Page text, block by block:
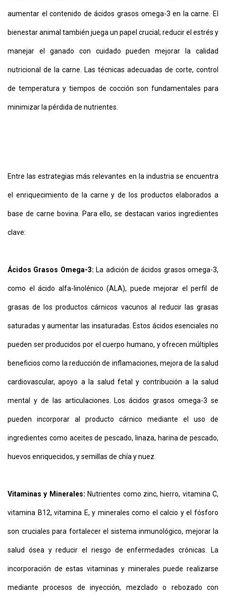
aumentar el contenido de ácidos grasos omega-3 en la carne. El
bienestar animal también juega un papel crucial; reducir el estrés y
manejar el ganado con cuidado pueden mejorar la calidad
nutricional de la carne. Las técnicas adecuadas de corte, control
de temperatura y tiempos de cocción son fundamentales para
minimizar la pérdida de nutrientes.
Entre las estrategias más relevantes en la industria se encuentra
el enriquecimiento de la carne y de los productos elaborados a
base de carne bovina. Para ello, se destacan varios ingredientes
clave:
Ácidos Grasos Omega-3: La adición de ácidos grasos omega-3,
como el ácido alfa-linolénico (ALA), puede mejorar el perfil de
grasas de los productos cárnicos vacunos al reducir las grasas
saturadas y aumentar las insaturadas. Estos ácidos esenciales no
pueden ser producidos por el cuerpo humano, y ofrecen múltiples
beneficios como la reducción de inflamaciones, mejora de la salud
cardiovascular, apoyo a la salud fetal y contribución a la salud
mental y de las articulaciones. Los ácidos grasos omega-3 se
pueden incorporar al producto cárnico mediante el uso de
ingredientes como aceites de pescado, linaza, harina de pescado,
huevos enriquecidos, y semillas de chía y nuez.
Vitaminas y Minerales: Nutrientes como zinc, hierro, vitamina C,
vitamina B12, vitamina E, y minerales como el calcio y el fósforo
son cruciales para fortalecer el sistema inmunológico, mejorar la
salud ósea y reducir el riesgo de enfermedades crónicas. La
incorporación de estas vitaminas y minerales puede realizarse
mediante procesos de inyección, mezclado o rebozado con